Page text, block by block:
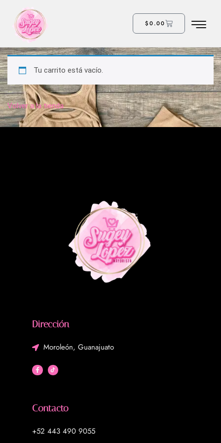
$0.00
Tu carrito está vacío.
Volver a la tienda
Dirección
Moroleón, Guanajuato
Contacto
+52 443 490 9055